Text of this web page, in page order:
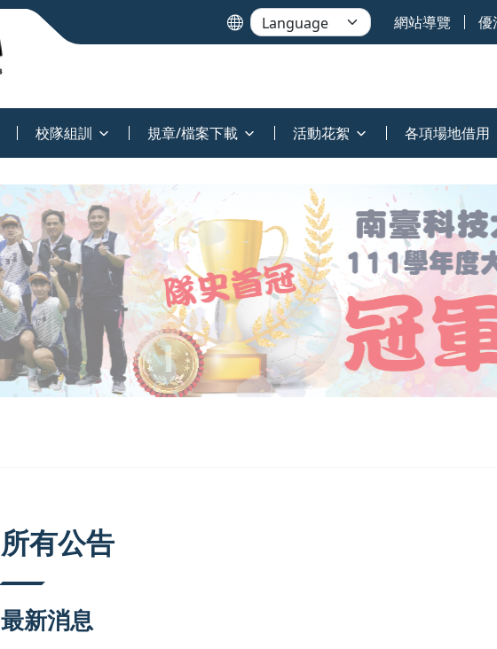
網站導覽 優
校隊組訓 規章/檔案下載 活動花絮 各項場地借用
所有公告
最新消息